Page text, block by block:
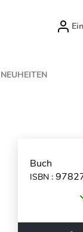
NEUHEITEN
Buch
ISBN :